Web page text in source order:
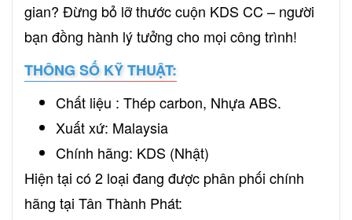
gian? Đừng bỏ lỡ thước cuộn KDS CC – người
bạn đồng hành lý tưởng cho mọi công trình!
THÔNG SỐ KỸ THUẬT:
Chất liệu : Thép carbon, Nhựa ABS.
Xuất xứ: Malaysia
Chính hãng: KDS (Nhật)
Hiện tại có 2 loại đang được phân phối chính
hãng tại Tân Thành Phát: